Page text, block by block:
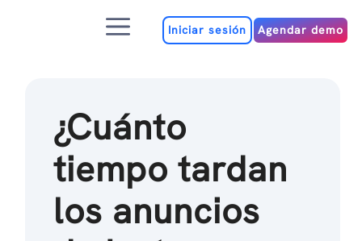
MenúIniciar sesión Agendar demo
¿Cuánto
tiempo tardan
los anuncios